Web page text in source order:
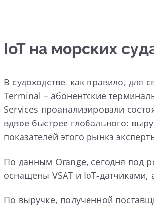
IoT на морских
В судоходстве, как правило, для
Terminal – абонентские
Services проанализировали
вдвое быстрее глобального:
показателей этого рынка
По данным Orange, сегодня под
оснащены VSAT и IoT-
По выручке, полученной